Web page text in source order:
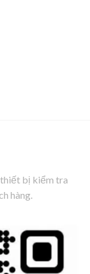
thiết bị kiểm tra
hàng.